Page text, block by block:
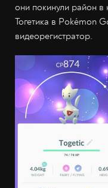
они покинули район
Тогетика в Pokémon
видеорегистратор.